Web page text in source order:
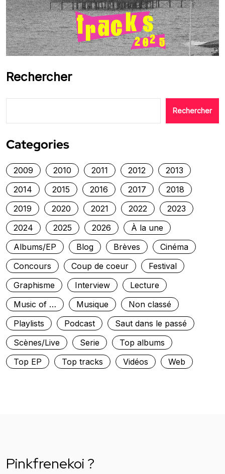
Rechercher
Rechercher
Categories
2009 2010 2011 2012
2013
2014
2015 2016 2017
2018
2019
2020 2021 2022
2023
2024
2025 2026
À la une
Albums/EP
Blog Brèves
Cinéma
Concours
Coup de coeur
Festival
Graphisme
Interview
Lecture
Music of …
Musique
Non classé
Playlists
Podcast
Saut dans le passé
Scènes/Live
Serie
Top albums
Top EP
Top tracks Vidéos Web
Pinkfrenekoi ?